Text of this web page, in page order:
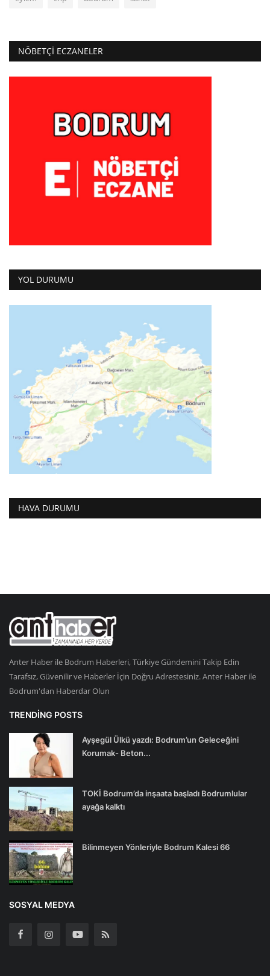
NÖBETÇI ECZANELER
YOL DURUMU
HAVA DURUMU
Anter Haber ile Bodrum Haberleri, Türkiye Gündemini Takip Edin
Tarafsız, Güvenilir ve Haberler İçin Doğru Adrestesiniz. Anter Haber ile
Bodrum'dan Haberdar Olun
TRENDING POSTS
Ayşegül Ülkü yazdı: Bodrum’un Geleceğini
Korumak- Beton...
TOKİ Bodrum’da inşaata başladı Bodrumlular
ayağa kalktı
Bilinmeyen Yönleriyle Bodrum Kalesi 66
SOSYAL MEDYA